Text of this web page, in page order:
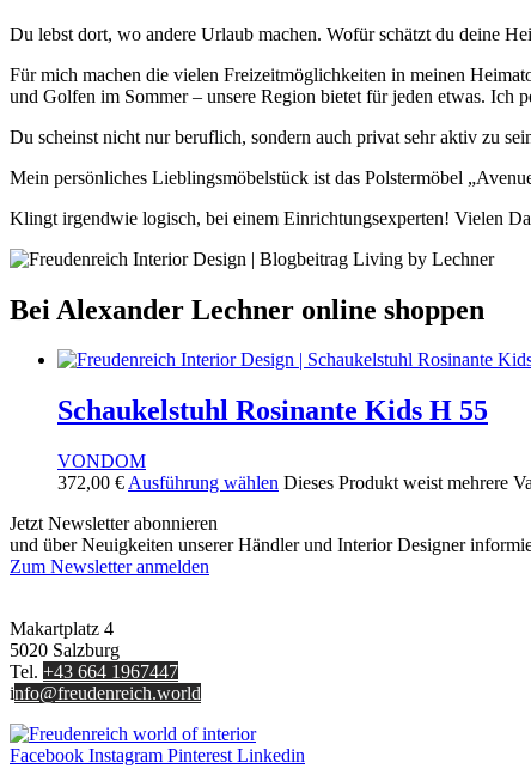
Du lebst dort, wo andere Urlaub machen. Wofür schätzt du deine
Für mich machen die vielen Freizeitmöglichkeiten in meinen
und Golfen im Sommer – unsere Region bietet für jeden etwas.
Du scheinst nicht nur beruflich, sondern auch privat sehr aktiv zu
Mein persönliches Lieblingsmöbelstück ist das Polstermöbel
Klingt irgendwie logisch, bei einem Einrichtungsexperten! Vielen
Bei Alexander Lechner online shoppen
Schaukelstuhl Rosinante Kids H 55
VONDOM
372,00 € Ausführung wählen Dieses Produkt weist mehrere
Jetzt Newsletter abonnieren
und über Neuigkeiten unserer Händler und Interior Designer
Zum Newsletter anmelden
Makartplatz 4
5020 Salzburg
Tel. +43 664 1967447
info@freudenreich.world
Facebook Instagram Pinterest Linkedin